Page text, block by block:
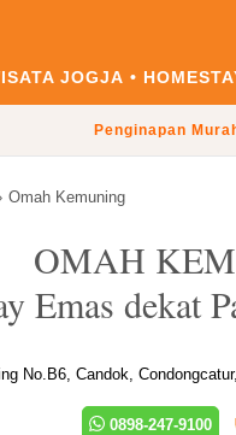
JOGJA
Penginapan
Omah Kemuning
OMAH
Emas dekat
No.B6, Candok,
0898-247-9100